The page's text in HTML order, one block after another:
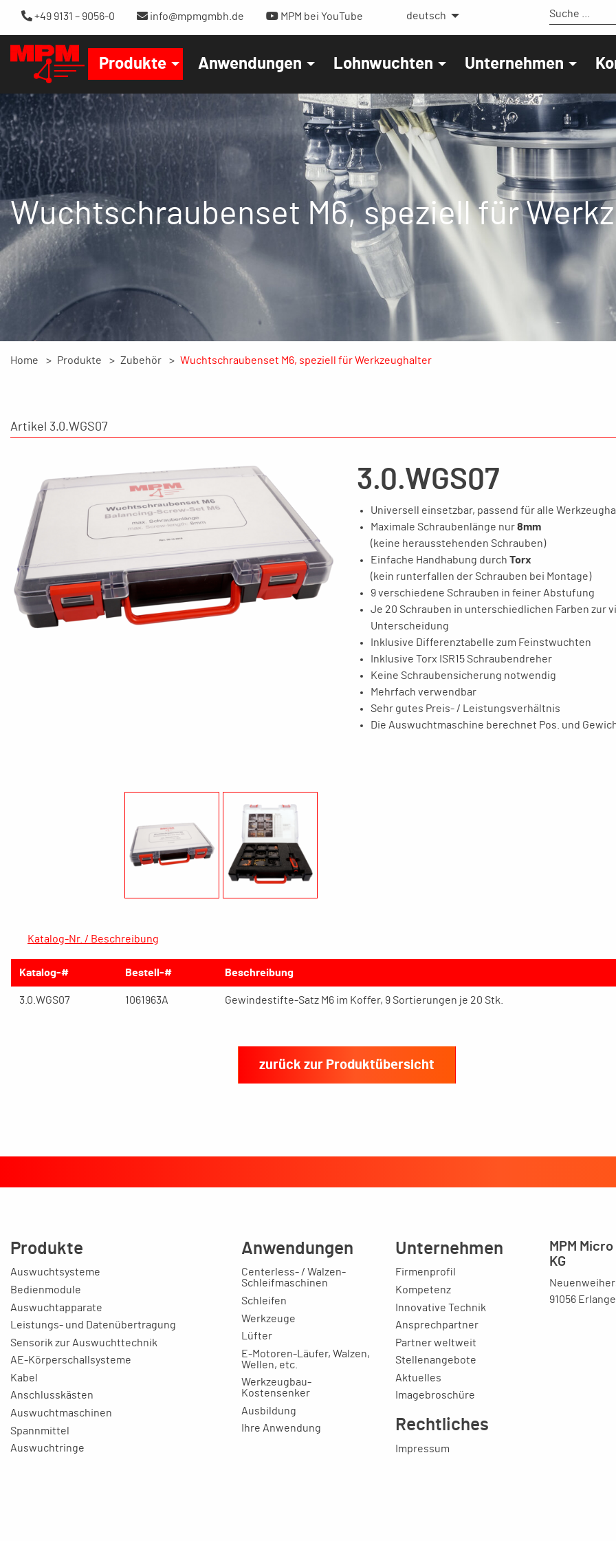
+49 9131 – 9056-0 info@mpmgmbh.de MPM bei YouTube deutsch
Produkte Anwendungen Lohnwuchten Unternehmen
Wuchtschraubenset M6, speziell für
Home Produkte Zubehör Wuchtschraubenset M6, speziell für Werkzeughalter
Artikel 3.0.WGS07
3.0.WGS07
Universell einsetzbar, passend für alle
Maximale Schraubenlänge nur8mm
(keine herausstehenden Schrauben)
Einfache Handhabung durch Torx
(kein runterfallen der Schrauben bei Montage)
9 verschiedene Schrauben in feiner Abstufung
Je 20 Schrauben in unterschiedlichen Farben zur
Unterscheidung
Inklusive Differenztabelle zum Feinstwuchten
Inklusive Torx ISR15 Schraubendreher
Keine Schraubensicherung notwendig
Mehrfach verwendbar
Sehr gutes Preis- / Leistungsverhältnis
Die Auswuchtmaschine berechnet Pos. und
Katalog-Nr. / Beschreibung
Katalog-# Bestell-# Beschreibung
3.0.WGS07 1061963A Gewindestifte-Satz M6 im Koffer, 9 Sortierungen je 20 Stk.
zurück zur Produktübersicht
Produkte
Auswuchtsysteme
Bedienmodule
Auswuchtapparate
Leistungs- und Datenübertragung
Sensorik zur Auswuchttechnik
AE-Körperschallsysteme
Kabel
Anschlusskästen
Auswuchtmaschinen
Spannmittel
Auswuchtringe
Anwendungen
Centerless- / Walzen-
Schleifmaschinen
Schleifen
Werkzeuge
Lüfter
E-Motoren-Läufer, Walzen,
Wellen, etc.
Werkzeugbau-
Kostensenker
Ausbildung
Ihre Anwendung
Unternehmen
Firmenprofil
Kompetenz
Innovative Technik
Ansprechpartner
Partner weltweit
Stellenangebote
Aktuelles
Imagebroschüre
Rechtliches
Impressum
MPM
KG
91056